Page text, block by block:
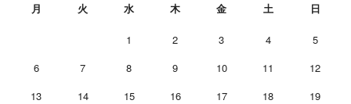
月 火 水 木 金 土 日
1 2 3 4
5
6
7 8 9 10 11
12
13
14 15 16 17 18
19